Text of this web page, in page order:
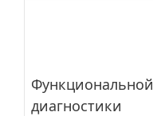
Функциональной
диагностики